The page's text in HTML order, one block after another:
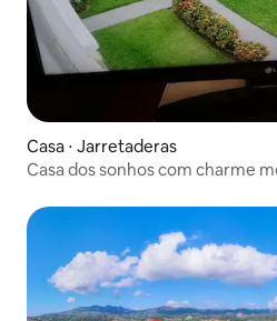
Casa ⋅ Jarretaderas
Casa dos sonhos com charme